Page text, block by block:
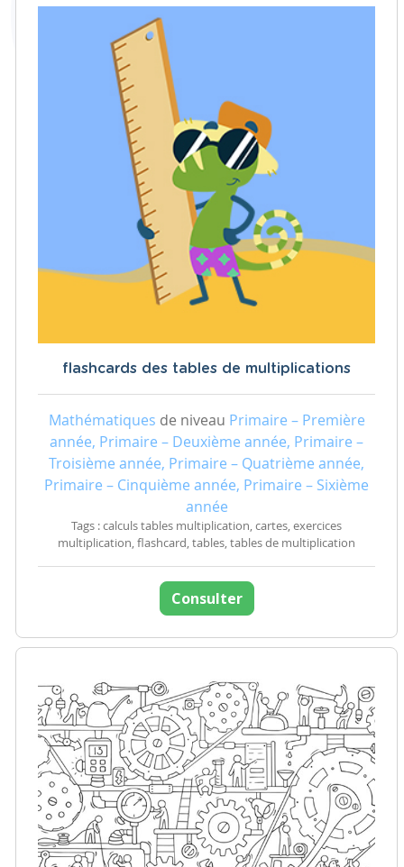
flashcards des tables de multiplications
Mathématiques de niveau Primaire – Première
année, Primaire – Deuxième année, Primaire –
Troisième année, Primaire – Quatrième année,
Primaire – Cinquième année, Primaire – Sixième
année
Tags : calculs tables multiplication, cartes, exercices
multiplication, flashcard, tables, tables de multiplication
Consulter